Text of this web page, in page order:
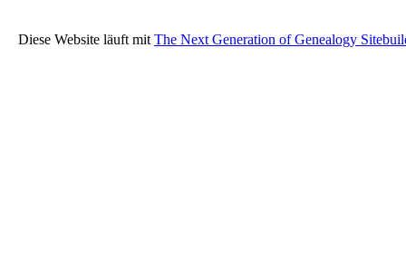
Diese Website läuft mit The Next Generation of Genealogy